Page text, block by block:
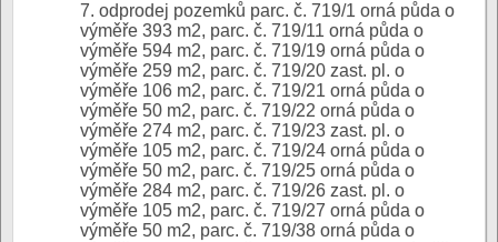
7. odprodej pozemků parc. č. 719/1 orná půda o
výměře 393 m2, parc. č. 719/11 orná půda o
výměře 594 m2, parc. č. 719/19 orná půda o
výměře 259 m2, parc. č. 719/20 zast. pl. o
výměře 106 m2, parc. č. 719/21 orná půda o
výměře 50 m2, parc. č. 719/22 orná půda o
výměře 274 m2, parc. č. 719/23 zast. pl. o
výměře 105 m2, parc. č. 719/24 orná půda o
výměře 50 m2, parc. č. 719/25 orná půda o
výměře 284 m2, parc. č. 719/26 zast. pl. o
výměře 105 m2, parc. č. 719/27 orná půda o
výměře 50 m2, parc. č. 719/38 orná půda o